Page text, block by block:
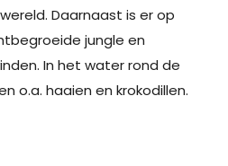
Daarnaast is er op
jungle en
In het water rond de
o.a. haaien en krokodillen.